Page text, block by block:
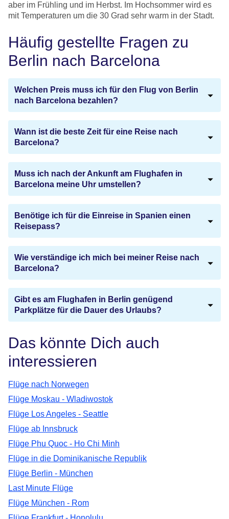
aber im Frühling und im Herbst. Im Hochsommer wird es
mit Temperaturen um die 30 Grad sehr warm in der Stadt.
Häufig gestellte Fragen zu
Berlin nach Barcelona
Welchen Preis muss ich für den Flug von Berlin
nach Barcelona bezahlen?
Wann ist die beste Zeit für eine Reise nach
Barcelona?
Muss ich nach der Ankunft am Flughafen in
Barcelona meine Uhr umstellen?
Benötige ich für die Einreise in Spanien einen
Reisepass?
Wie verständige ich mich bei meiner Reise nach
Barcelona?
Gibt es am Flughafen in Berlin genügend
Parkplätze für die Dauer des Urlaubs?
Das könnte Dich auch
interessieren
Flüge nach Norwegen
Flüge Moskau - Wladiwostok
Flüge Los Angeles - Seattle
Flüge ab Innsbruck
Flüge Phu Quoc - Ho Chi Minh
Flüge in die Dominikanische Republik
Flüge Berlin - München
Last Minute Flüge
Flüge München - Rom